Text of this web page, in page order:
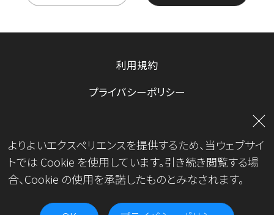
利用規約
プライバシーポリシー
運営会社
よりよいエクスペリエンスを提供するため、当ウェブサイ
トでは Cookie を使用しています。引き続き閲覧する場
合、Cookie の使用を承諾したものとみなされます。